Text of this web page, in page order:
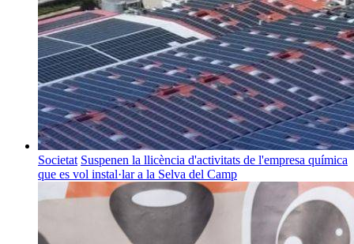
Societat Suspenen la llicència d'activitats de l'empresa química
que es vol instal·lar a la Selva del Camp